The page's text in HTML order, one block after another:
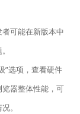
可能在新版本中
”选项，查看硬件
器整体性能，可
。